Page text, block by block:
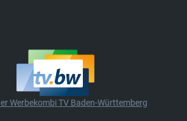
Werbekombi TV Baden-Württemberg